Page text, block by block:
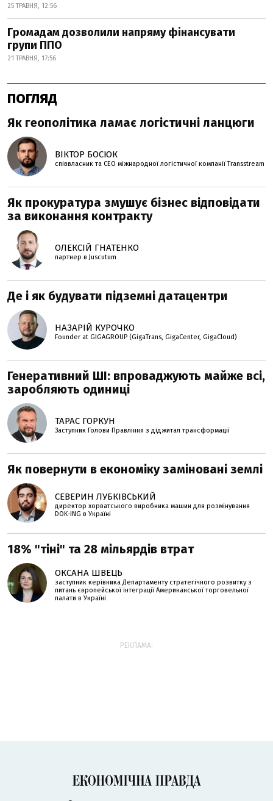
25 ТРАВНЯ, 12:56
Громадам дозволили напряму фінансувати
групи ППО
21 ТРАВНЯ, 17:56
ПОГЛЯД
Як геополітика ламає логістичні ланцюги
ВІКТОР БОСЮК
співвласник та СЕО міжнародної логістичної компанії Transstream
Як прокуратура змушує бізнес відповідати
за виконання контракту
ОЛЕКСІЙ ГНАТЕНКО
партнер в Juscutum
Де і як будувати підземні датацентри
НАЗАРІЙ КУРОЧКО
Founder at GIGAGROUP (GigaTrans, GigaCenter, GigaCloud)
Генеративний ШІ: впроваджують майже всі,
заробляють одиниці
ТАРАС ГОРКУН
Заступник Голови Правління з діджитал трансформації
Як повернути в економіку заміновані землі
СЕВЕРИН ЛУБКІВСЬКИЙ
директор хорватського виробника машин для розмінування
DOK-ING в Україні
18% "тіні" та 28 мільярдів втрат
ОКСАНА ШВЕЦЬ
заступник керівника Департаменту стратегічного розвитку з
питань європейської інтеграції Американської торговельної
палати в Україні
РЕКЛАМА: